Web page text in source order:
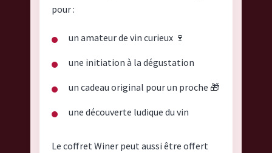
pour :
un amateur de vin curieux 🍷
une initiation à la dégustation
un cadeau original pour un proche 🎁
une découverte ludique du vin
Le coffret Winer peut aussi être offert